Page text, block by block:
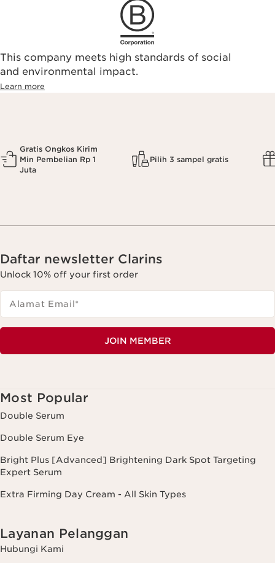
This company meets high standards of social
and environmental impact.
Learn more
Gratis Ongkos Kirim
Min Pembelian Rp 1
Juta
Pilih 3 sampel gratis
Daftar newsletter Clarins
Unlock 10% off your first order
Alamat Email*
JOIN MEMBER
Most Popular
Double Serum
Double Serum Eye
Bright Plus [Advanced] Brightening Dark Spot Targeting
Expert Serum
Extra Firming Day Cream - All Skin Types
Layanan Pelanggan
Hubungi Kami